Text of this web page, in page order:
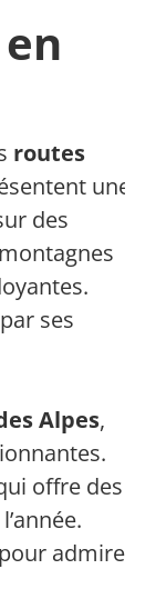
routes
une
des
ses
Alpes,
offre des
admirer